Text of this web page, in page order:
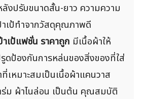
งปรับขนาดสั้น-ยาว ความความ
าเป้ทำจากวัสดุคุณภาพดี
าเป้แฟชั่น ราคาถูก มีเนื้อผ้าให้
ดป้องกันการหล่นของสิ่งของที่ใส่
ที่เหมาะสมเป็นเนื้อผ้าแคนวาส
ม ผ้าไนล่อน เป็นต้น คุณสมบัติ